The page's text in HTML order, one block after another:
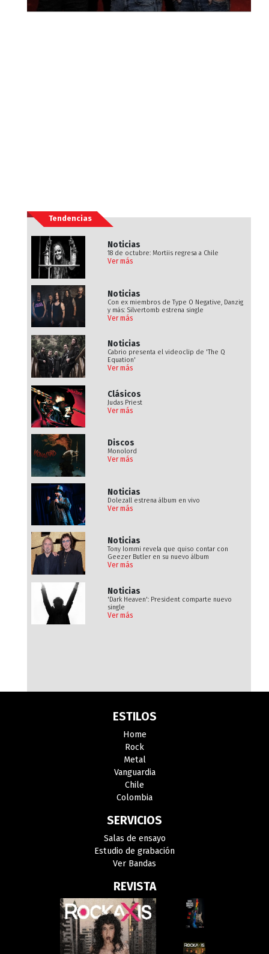
Tendencias
Noticias
18 de octubre: Mortiis regresa a Chile
Ver más
Noticias
Con ex miembros de Type O Negative, Danzig
y más: Silvertomb estrena single
Ver más
Noticias
Cabrio presenta el videoclip de 'The Q
Equation'
Ver más
Clásicos
Judas Priest
Ver más
Discos
Monolord
Ver más
Noticias
Dolezall estrena álbum en vivo
Ver más
Noticias
Tony Iommi revela que quiso contar con
Geezer Butler en su nuevo álbum
Ver más
Noticias
'Dark Heaven': President comparte nuevo
single
Ver más
ESTILOS
Home
Rock
Metal
Vanguardia
Chile
Colombia
SERVICIOS
Salas de ensayo
Estudio de grabación
Ver Bandas
REVISTA